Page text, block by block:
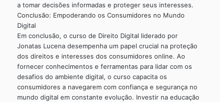
a tomar decisões informadas e proteger seus interesses.
Conclusão: Empoderando os Consumidores no Mundo
Digital
Em conclusão, o curso de Direito Digital liderado por
Jonatas Lucena desempenha um papel crucial na proteção
dos direitos e interesses dos consumidores online. Ao
fornecer conhecimentos e ferramentas para lidar com os
desafios do ambiente digital, o curso capacita os
consumidores a navegarem com confiança e segurança no
mundo digital em constante evolução. Investir na educação